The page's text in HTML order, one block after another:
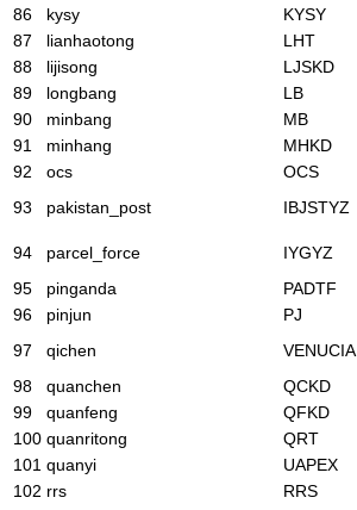
86
kysy KYSY
87
lianhaotong LHT
88
lijisong LJSKD
89
longbang LB
90
minbang MB
91
minhang MHKD
92
ocs OCS
93
pakistan_post IBJSTYZ
94
parcel_force IYGYZ
95
pinganda PADTF
96
pinjun PJ
97
qichen VENUCIA
98
quanchen QCKD
99
quanfeng QFKD
100 quanritong QRT
101 quanyi UAPEX
102 rrs RRS